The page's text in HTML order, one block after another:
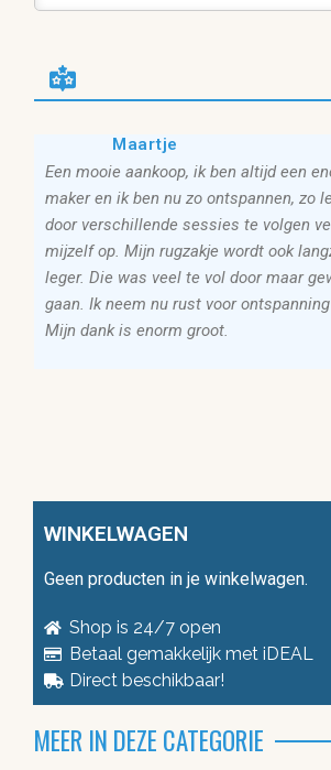
Maartje
Een mooie aankoop, ik ben altijd een
maker en ik ben nu zo ontspannen, zo
door verschillende sessies te volgen
mijzelf op. Mijn rugzakje wordt ook
leger. Die was veel te vol door maar
gaan. Ik neem nu rust voor ontspanning
Mijn dank is enorm groot.
WINKELWAGEN
Geen producten in je winkelwagen.
Shop is 24/7 open
Betaal gemakkelijk met iDEAL
Direct beschikbaar!
MEER IN DEZE CATEGORIE